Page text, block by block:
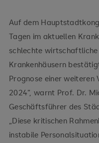
Auf dem
Tagen im aktuellen
schlechte
Krankenhäusern
Prognose einer weiteren
2024“, warnt Prof. Dr.
Geschäftsführer des
„Diese kritischen
instabile